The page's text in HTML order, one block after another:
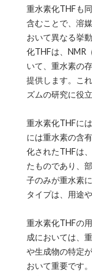
重水素化THFも
含むことで、溶
おいて異なる挙
化THFは、NMR
いて、重水素の
提供します。こ
ズムの研究に役立
重水素化THFに
には重水素の含
化されたTHFは
たものであり、
子のみが重水素
タイプは、用途
重水素化THFの
成においては、
や生成物の特定
おいて重要です